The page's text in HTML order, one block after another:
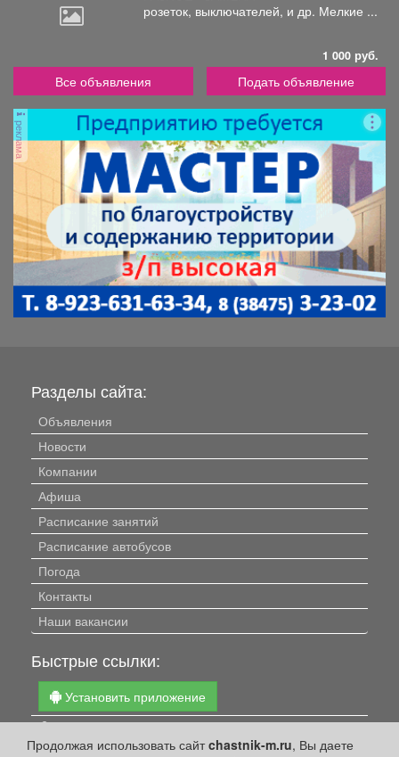
розеток, выключателей, и др. Мелкие ...
1 000 руб.
Все объявления Подать объявление
реклама
Продолжая использовать сайтchastnik-m.ru, Вы даете
Разделы сайта:
Объявления
Новости
Компании
Афиша
Расписание занятий
Расписание автобусов
Погода
Контакты
Наши вакансии
Быстрые ссылки:
Установить приложение
Личный кабинет
Подать объявление